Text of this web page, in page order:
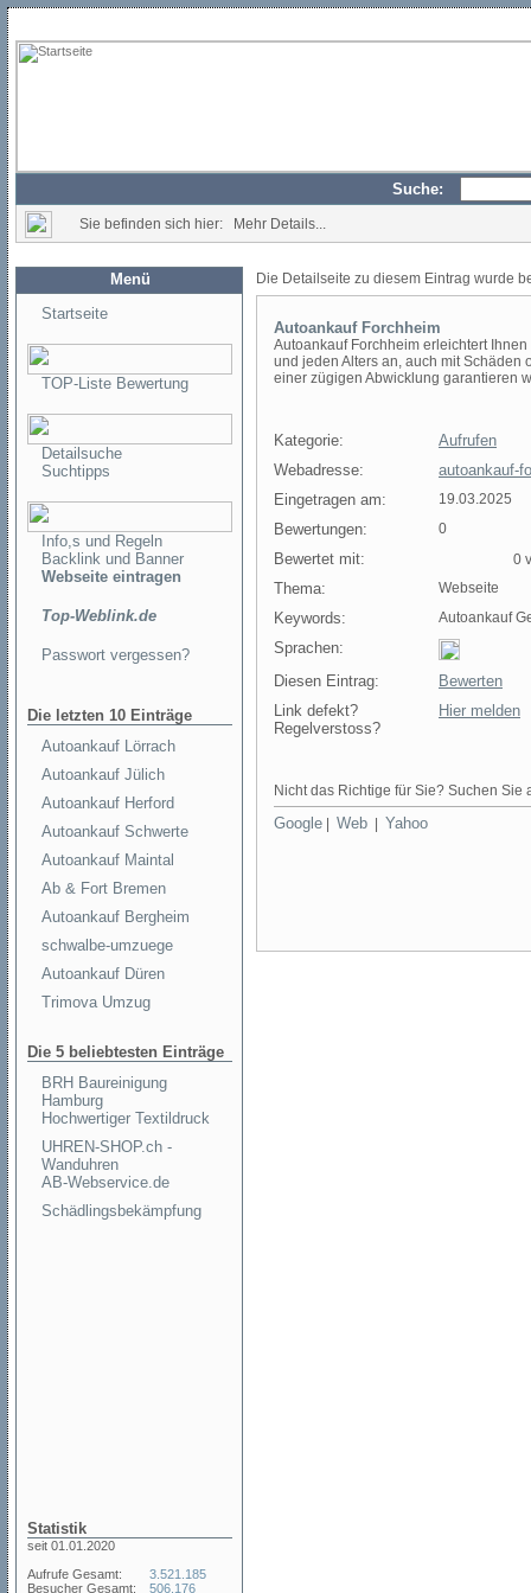
Suche:
Sie befinden sich hier: Mehr Details...
Menü
Startseite
TOP-Liste Bewertung
Detailsuche
Suchtipps
Info,s und Regeln
Backlink und Banner
Webseite eintragen
Top-Weblink.de
Passwort vergessen?
Die letzten 10 Einträge
Autoankauf Lörrach
Autoankauf Jülich
Autoankauf Herford
Autoankauf Schwerte
Autoankauf Maintal
Ab & Fort Bremen
Autoankauf Bergheim
schwalbe-umzuege
Autoankauf Düren
Trimova Umzug
Die 5 beliebtesten Einträge
BRH Baureinigung
Hamburg
Hochwertiger Textildruck
UHREN-SHOP.ch -
Wanduhren
AB-Webservice.de
Schädlingsbekämpfung
Statistik
seit 01.01.2020
Aufrufe Gesamt:
Besucher Gesamt:
3.521.185
506.176
Die Detailseite zu diesem Eintrag wurde
Autoankauf Forchheim
Autoankauf Forchheim erleichtert
und jeden Alters an, auch mit Schäden
einer zügigen Abwicklung garantieren
Kategorie:
Aufrufen
Webadresse:
autoankauf-
Eingetragen am:
19.03.2025
Bewertungen: 0
Bewertet mit: 0
Thema: Webseite
Keywords: Autoankauf
Sprachen:
Diesen Eintrag:
Bewerten
Link defekt?
Regelverstoss?
Hier melden
Nicht das Richtige für Sie? Suchen Sie
Google Web Yahoo